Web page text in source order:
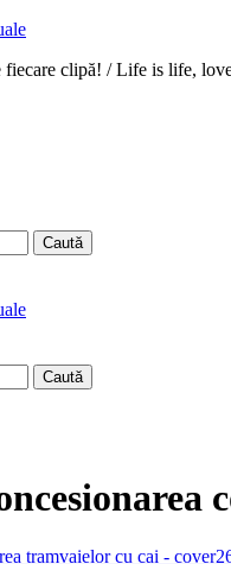
fiecare clipă! / Life is life,